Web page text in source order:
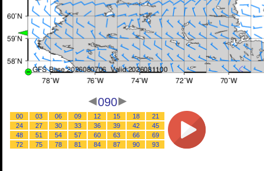
090
00 03 06 09 12 15 18
21
24
27 30 33 36 39 42
45
48
51 54 57 60 63 66
69
72
75 78 81 84 87 90 93